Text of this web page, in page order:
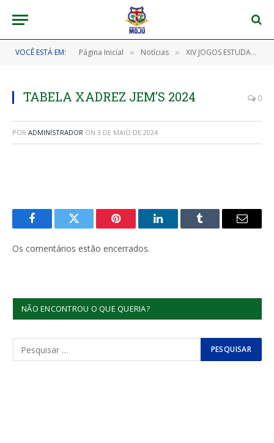
VOCÊ ESTÁ EM: Página Inicial » Notícias » XIV JOGOS ESTUDANTIS – JEM’S
TABELA XADREZ JEM’S 2024 0
POR ADMINISTRADOR ON 3 DE MAIO DE 2024
FacebookTwitter Pinterest LinkedInTumblr
E-
Os comentários estão encerrados.
NÃO ENCONTROU O QUE QUERIA?